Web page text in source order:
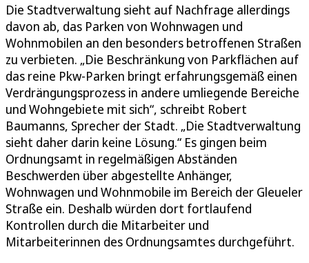
Die Stadtverwaltung sieht auf Nachfrage allerdings
davon ab, das Parken von Wohnwagen und
Wohnmobilen an den besonders betroffenen Straßen
zu verbieten. „Die Beschränkung von Parkflächen auf
das reine Pkw-Parken bringt erfahrungsgemäß einen
Verdrängungsprozess in andere umliegende Bereiche
und Wohngebiete mit sich“, schreibt Robert
Baumanns, Sprecher der Stadt. „Die Stadtverwaltung
sieht daher darin keine Lösung.“ Es gingen beim
Ordnungsamt in regelmäßigen Abständen
Beschwerden über abgestellte Anhänger,
Wohnwagen und Wohnmobile im Bereich der Gleueler
Straße ein. Deshalb würden dort fortlaufend
Kontrollen durch die Mitarbeiter und
Mitarbeiterinnen des Ordnungsamtes durchgeführt.